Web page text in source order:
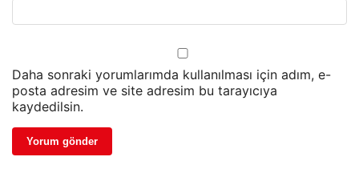
Daha sonraki yorumlarımda kullanılması için adım, e-
posta adresim ve site adresim bu tarayıcıya
kaydedilsin.